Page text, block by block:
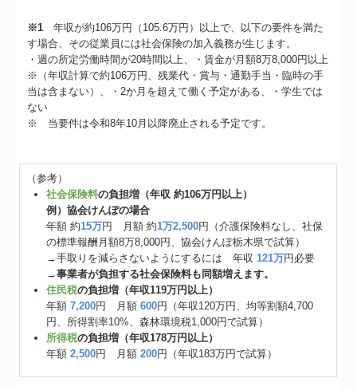
※1 年収が約106万円（105.6万円）以上で、以下の要件を満た
す場合、その従業員には社会保険の加入義務が生じます。
・週の所定労働時間が20時間以上、・賃金が月額8万8,000円以上
※（年収計算で約106万円、残業代・賞与・通勤手当・臨時の手
当は含まない）、・2か月を超えて働く予定がある、・学生では
ない
※ 当要件は令和8年10月以降廃止される予定です。
（参考）
社会保険料の負担増（年収 約106万円以上）
例）協会けんぽの場合
年額 約15万円 月額 約1万2,500円（介護保険料なし、社保
の標準報酬月額8万8,000円、協会けんぽ栃木県で試算）
→手取りを減らさないようにするには 年収 121万円必要
→事業者が負担する社会保険料も同額増えます。
住民税の負担増（年収119万円以上）
年額7,200円 月額600円（年収120万円、均等割額4,700
円、所得割率10%、森林環境税1,000円で試算）
所得税の負担増（年収178万円以上）
年額2,500円 月額200円（年収183万円で試算）